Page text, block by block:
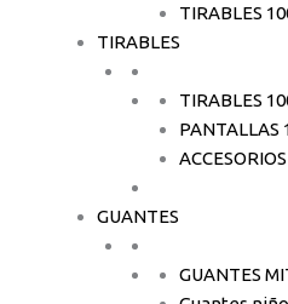
TIRABLES
TIRABLES
TIRABLES
PANTALLAS
GUANTES
GUANTES